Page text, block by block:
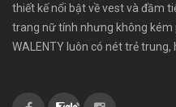
thiết kế nổi bật về vest và đầm
trang nữ tính nhưng không kém
WALENTY luôn có nét trẻ trung,